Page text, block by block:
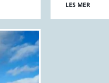
LES MER